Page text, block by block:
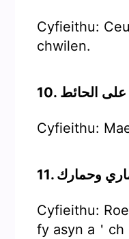
Cyfieithu:
chwilen.
Cyfieithu:
Cyfieithu:
fy asyn a＇ch